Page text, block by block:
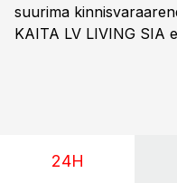
suurima
KAITA LV LIVING SIA
24H